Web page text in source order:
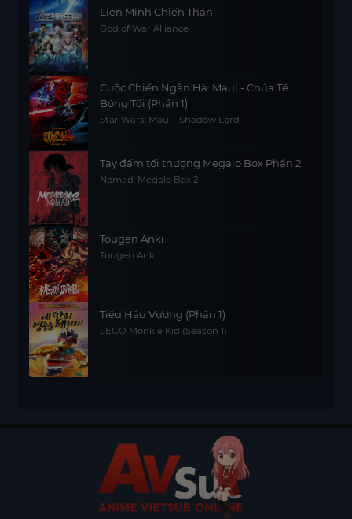
Liên Minh Chiến Thần
God of War Alliance
Cuộc Chiến Ngân Hà: Maul - Chúa Tể
Bóng Tối (Phần 1)
Star Wars: Maul - Shadow Lord
Tay đấm tối thượng Megalo Box Phần 2
Nomad: Megalo Box 2
Tougen Anki
Tougen Anki
Tiểu Hầu Vương (Phần 1)
LEGO Monkie Kid (Season 1)